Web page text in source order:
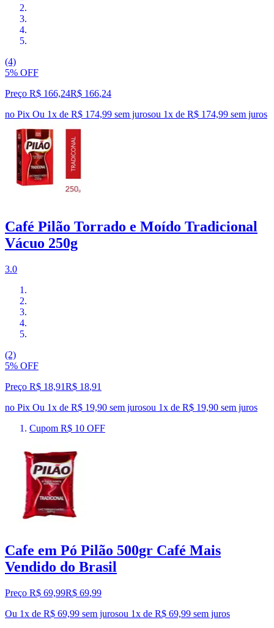
(4)
5% OFF
Preço R$ 166,24R$ 166,24
no Pix Ou 1x de R$ 174,99 sem jurosou 1x de R$ 174,99 sem juros
Café Pilão Torrado e Moído Tradicional
Vácuo 250g
3.0
(2)
5% OFF
Preço R$ 18,91R$ 18,91
no Pix Ou 1x de R$ 19,90 sem jurosou 1x de R$ 19,90 sem juros
Cupom R$ 10 OFF
Cafe em Pó Pilão 500gr Café Mais
Vendido do Brasil
Preço R$ 69,99R$ 69,99
Ou 1x de R$ 69,99 sem jurosou 1x de R$ 69,99 sem juros